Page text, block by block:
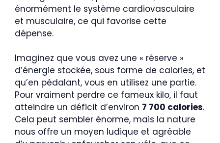
énormément le système cardiovasculaire
et musculaire, ce qui favorise cette
dépense.
Imaginez que vous avez une « réserve »
d’énergie stockée, sous forme de calories, et
qu’en pédalant, vous en utilisez une partie.
Pour vraiment perdre ce fameux kilo, il faut
atteindre un déficit d’environ 7 700 calories.
Cela peut sembler énorme, mais la nature
nous offre un moyen ludique et agréable